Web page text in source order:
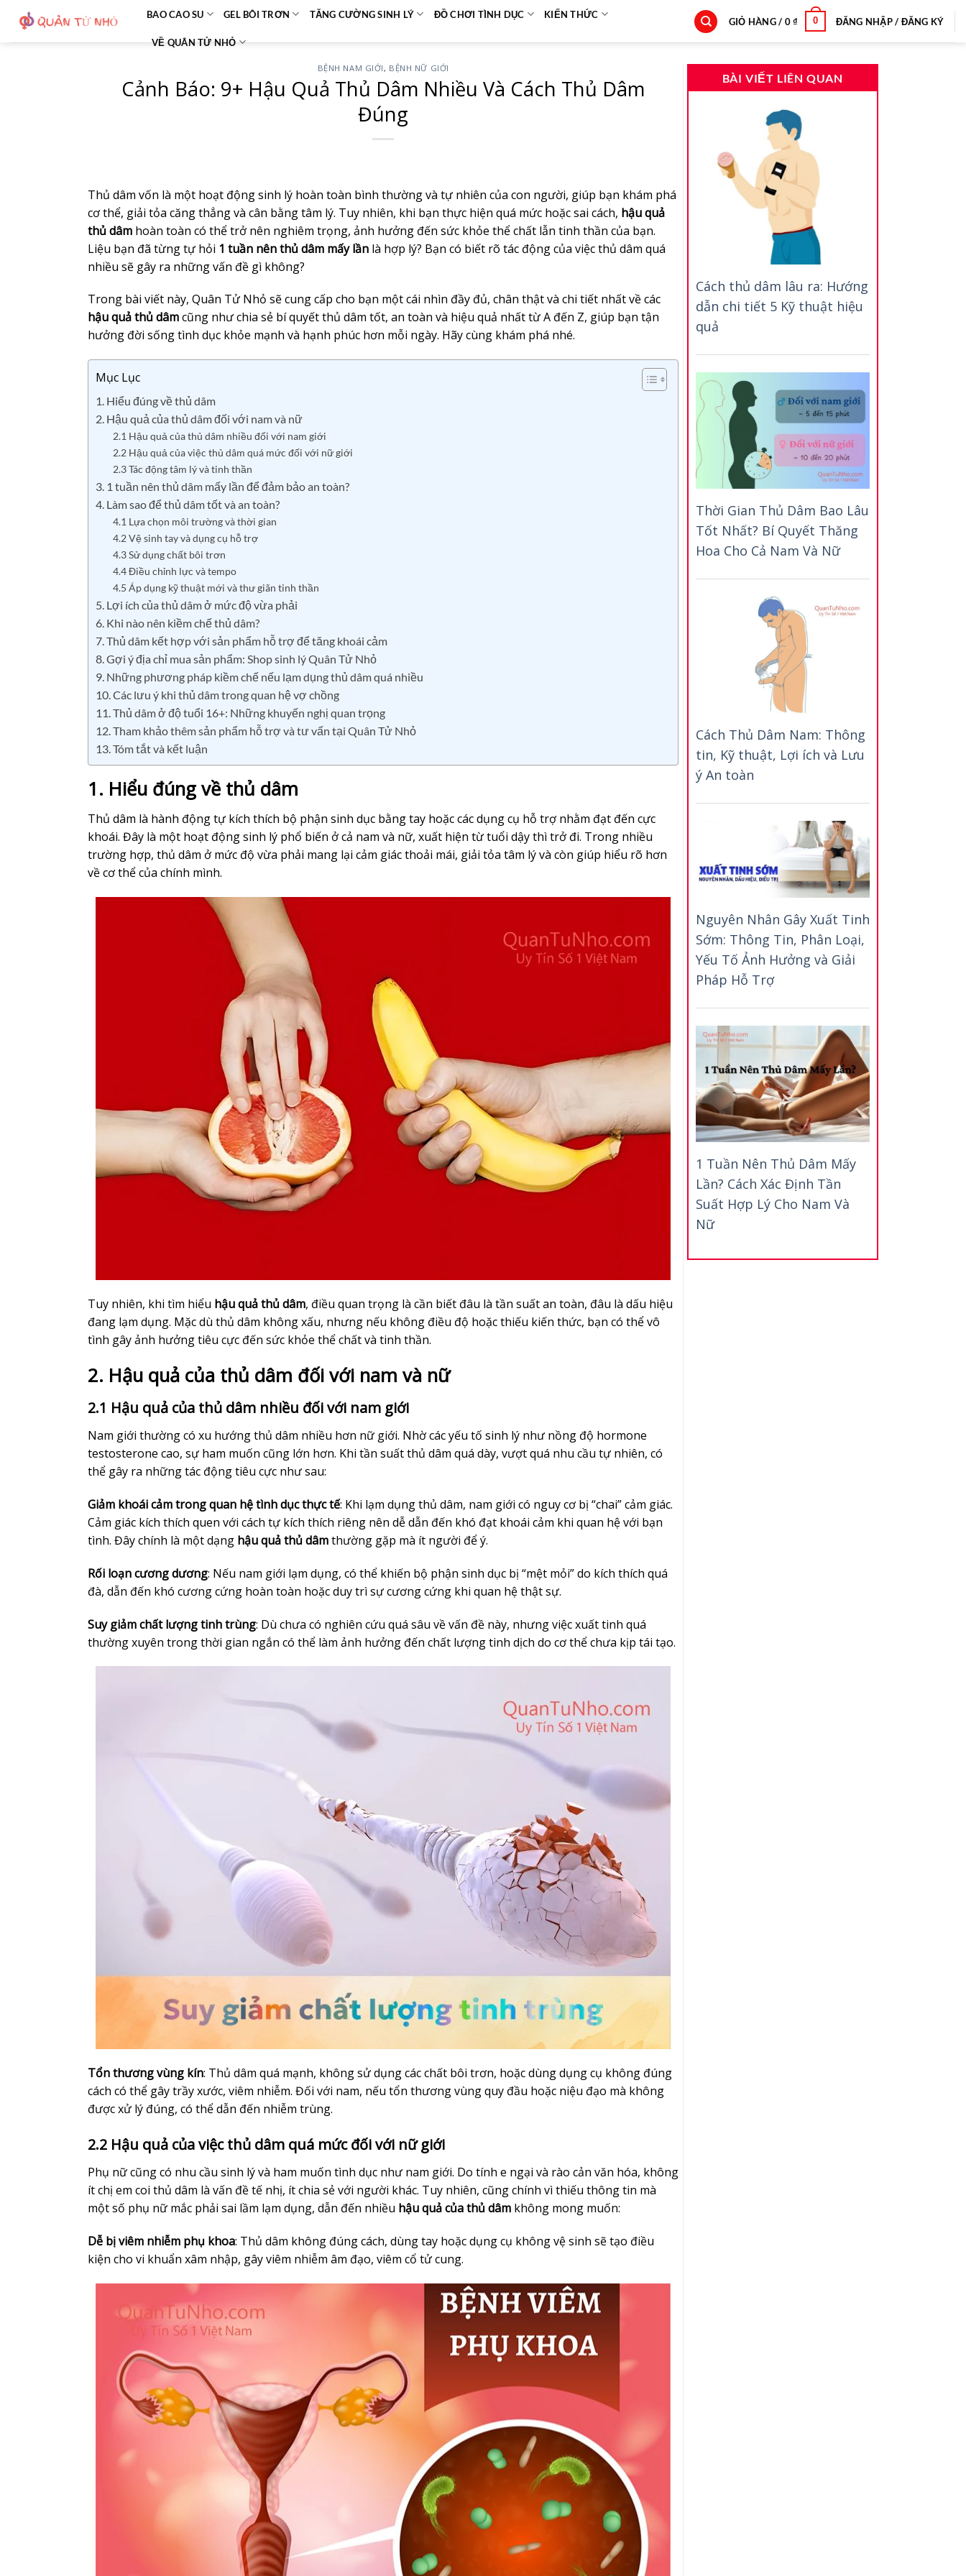
nội
BAO CAO SU GEL BÔI TRƠN TĂNG CƯỜNG SINH LÝ ĐỒ CHƠI TÌNH DỤC KIẾN THỨC
VỀ QUÂN TỬ NHỎ
GIỎ HÀNG / 0₫ 0 ĐĂNG NHẬP / ĐĂNG KÝ
BỆNH NAM GIỚI, BỆNH NỮ GIỚI
Cảnh Báo: 9+ Hậu Quả Thủ Dâm Nhiều Và Cách Thủ Dâm
Đúng
Thủ dâm vốn là một hoạt động sinh lý hoàn toàn bình thường và tự nhiên của con người, giúp bạn khám phá
cơ thể, giải tỏa căng thẳng và cân bằng tâm lý. Tuy nhiên, khi bạn thực hiện quá mức hoặc sai cách, hậu quả
thủ dâm hoàn toàn có thể trở nên nghiêm trọng, ảnh hưởng đến sức khỏe thể chất lẫn tinh thần của bạn.
Liệu bạn đã từng tự hỏi 1 tuần nên thủ dâm mấy lần là hợp lý? Bạn có biết rõ tác động của việc thủ dâm quá
nhiều sẽ gây ra những vấn đề gì không?
Trong bài viết này, Quân Tử Nhỏ sẽ cung cấp cho bạn một cái nhìn đầy đủ, chân thật và chi tiết nhất về các
hậu quả thủ dâmcũng như chia sẻ bí quyết thủ dâm tốt, an toàn và hiệu quả nhất từ A đến Z, giúp bạn tận
hưởng đời sống tình dục khỏe mạnh và hạnh phúc hơn mỗi ngày. Hãy cùng khám phá nhé.
Mục Lục
1. Hiểu đúng về thủ dâm
2. Hậu quả của thủ dâm đối với nam và nữ
2.1 Hậu quả của thủ dâm nhiều đối với nam giới
2.2 Hậu quả của việc thủ dâm quá mức đối với nữ giới
2.3 Tác động tâm lý và tinh thần
3. 1 tuần nên thủ dâm mấy lần để đảm bảo an toàn?
4. Làm sao để thủ dâm tốt và an toàn?
4.1 Lựa chọn môi trường và thời gian
4.2 Vệ sinh tay và dụng cụ hỗ trợ
4.3 Sử dụng chất bôi trơn
4.4 Điều chỉnh lực và tempo
4.5 Áp dụng kỹ thuật mới và thư giãn tinh thần
5. Lợi ích của thủ dâm ở mức độ vừa phải
6. Khi nào nên kiềm chế thủ dâm?
7. Thủ dâm kết hợp với sản phẩm hỗ trợ để tăng khoái cảm
8. Gợi ý địa chỉ mua sản phẩm: Shop sinh lý Quân Tử Nhỏ
9. Những phương pháp kiềm chế nếu lạm dụng thủ dâm quá nhiều
10. Các lưu ý khi thủ dâm trong quan hệ vợ chồng
11. Thủ dâm ở độ tuổi 16+: Những khuyến nghị quan trọng
12. Tham khảo thêm sản phẩm hỗ trợ và tư vấn tại Quân Tử Nhỏ
13. Tóm tắt và kết luận
1. Hiểu đúng về thủ dâm
Thủ dâm là hành động tự kích thích bộ phận sinh dục bằng tay hoặc các dụng cụ hỗ trợ nhằm đạt đến cực
khoái. Đây là một hoạt động sinh lý phổ biến ở cả nam và nữ, xuất hiện từ tuổi dậy thì trở đi. Trong nhiều
trường hợp, thủ dâm ở mức độ vừa phải mang lại cảm giác thoải mái, giải tỏa tâm lý và còn giúp hiểu rõ hơn
về cơ thể của chính mình.
Tuy nhiên, khi tìm hiểu hậu quả thủ dâm, điều quan trọng là cần biết đâu là tần suất an toàn, đâu là dấu hiệu
đang lạm dụng. Mặc dù thủ dâm không xấu, nhưng nếu không điều độ hoặc thiếu kiến thức, bạn có thể vô
tình gây ảnh hưởng tiêu cực đến sức khỏe thể chất và tinh thần.
2. Hậu quả của thủ dâm đối với nam và nữ
2.1 Hậu quả của thủ dâm nhiều đối với nam giới
Nam giới thường có xu hướng thủ dâm nhiều hơn nữ giới. Nhờ các yếu tố sinh lý như nồng độ hormone
testosterone cao, sự ham muốn cũng lớn hơn. Khi tần suất thủ dâm quá dày, vượt quá nhu cầu tự nhiên, có
thể gây ra những tác động tiêu cực như sau:
Giảm khoái cảm trong quan hệ tình dục thực tế: Khi lạm dụng thủ dâm, nam giới có nguy cơ bị “chai” cảm giác.
Cảm giác kích thích quen với cách tự kích thích riêng nên dễ dẫn đến khó đạt khoái cảm khi quan hệ với bạn
tình. Đây chính là một dạng hậu quả thủ dâmthường gặp mà ít người để ý.
Rối loạn cương dương: Nếu nam giới lạm dụng, có thể khiến bộ phận sinh dục bị “mệt mỏi” do kích thích quá
đà, dẫn đến khó cương cứng hoàn toàn hoặc duy trì sự cương cứng khi quan hệ thật sự.
Suy giảm chất lượng tinh trùng: Dù chưa có nghiên cứu quá sâu về vấn đề này, nhưng việc xuất tinh quá
thường xuyên trong thời gian ngắn có thể làm ảnh hưởng đến chất lượng tinh dịch do cơ thể chưa kịp tái tạo.
Tổn thương vùng kín: Thủ dâm quá mạnh, không sử dụng các chất bôi trơn, hoặc dùng dụng cụ không đúng
cách có thể gây trầy xước, viêm nhiễm. Đối với nam, nếu tổn thương vùng quy đầu hoặc niệu đạo mà không
được xử lý đúng, có thể dẫn đến nhiễm trùng.
2.2 Hậu quả của việc thủ dâm quá mức đối với nữ giới
Phụ nữ cũng có nhu cầu sinh lý và ham muốn tình dục như nam giới. Do tính e ngại và rào cản văn hóa, không
ít chị em coi thủ dâm là vấn đề tế nhị, ít chia sẻ với người khác. Tuy nhiên, cũng chính vì thiếu thông tin mà
một số phụ nữ mắc phải sai lầm lạm dụng, dẫn đến nhiều hậu quả của thủ dâm không mong muốn:
Dễ bị viêm nhiễm phụ khoa: Thủ dâm không đúng cách, dùng tay hoặc dụng cụ không vệ sinh sẽ tạo điều
kiện cho vi khuẩn xâm nhập, gây viêm nhiễm âm đạo, viêm cổ tử cung.
BÀI VIẾT LIÊN QUAN
Cách thủ dâm lâu ra: Hướng
dẫn chi tiết 5 Kỹ thuật hiệu
quả
Thời Gian Thủ Dâm Bao Lâu
Tốt Nhất? Bí Quyết Thăng
Hoa Cho Cả Nam Và Nữ
Cách Thủ Dâm Nam: Thông
tin, Kỹ thuật, Lợi ích và Lưu
ý An toàn
Nguyên Nhân Gây Xuất Tinh
Sớm: Thông Tin, Phân Loại,
Yếu Tố Ảnh Hưởng và Giải
Pháp Hỗ Trợ
1 Tuần Nên Thủ Dâm Mấy
Lần? Cách Xác Định Tần
Suất Hợp Lý Cho Nam Và
Nữ